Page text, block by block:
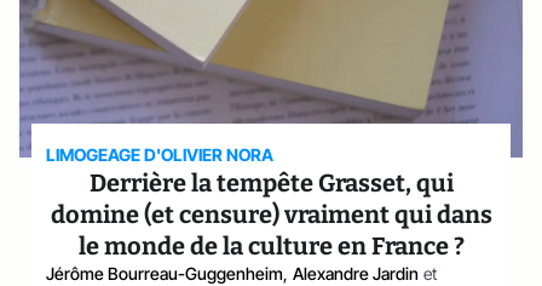
LIMOGEAGE D'OLIVIER NORA
Derrière la tempête Grasset, qui
domine (et censure) vraiment qui dans
le monde de la culture en France ?
Jérôme Bourreau-Guggenheim, Alexandre Jardin et